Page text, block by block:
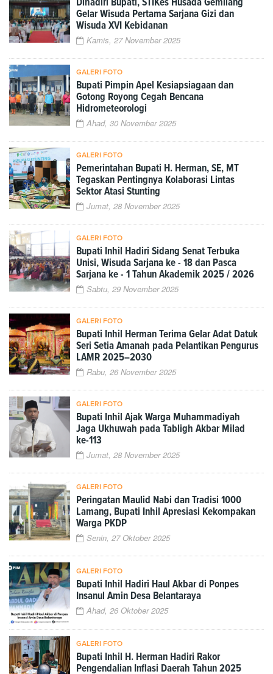
Dihadiri Bupati, STIKes Husada Gemilang
Gelar Wisuda Pertama Sarjana Gizi dan
Wisuda XVI Kebidanan
Kamis, 27 November 2025
GALERI FOTO
Bupati Pimpin Apel Kesiapsiagaan dan
Gotong Royong Cegah Bencana
Hidrometeorologi
Ahad, 30 November 2025
GALERI FOTO
Pemerintahan Bupati H. Herman, SE, MT
Tegaskan Pentingnya Kolaborasi Lintas
Sektor Atasi Stunting
Jumat, 28 November 2025
GALERI FOTO
Bupati Inhil Hadiri Sidang Senat Terbuka
Unisi, Wisuda Sarjana ke - 18 dan Pasca
Sarjana ke - 1 Tahun Akademik 2025 / 2026
Sabtu, 29 November 2025
GALERI FOTO
Bupati Inhil Herman Terima Gelar Adat Datuk
Seri Setia Amanah pada Pelantikan Pengurus
LAMR 2025–2030
Rabu, 26 November 2025
GALERI FOTO
Bupati Inhil Ajak Warga Muhammadiyah
Jaga Ukhuwah pada Tabligh Akbar Milad
ke-113
Jumat, 28 November 2025
GALERI FOTO
Peringatan Maulid Nabi dan Tradisi 1000
Lamang, Bupati Inhil Apresiasi Kekompakan
Warga PKDP
Senin, 27 Oktober 2025
GALERI FOTO
Bupati Inhil Hadiri Haul Akbar di Ponpes
Insanul Amin Desa Belantaraya
Ahad, 26 Oktober 2025
GALERI FOTO
Bupati Inhil H. Herman Hadiri Rakor
Pengendalian Inflasi Daerah Tahun 2025